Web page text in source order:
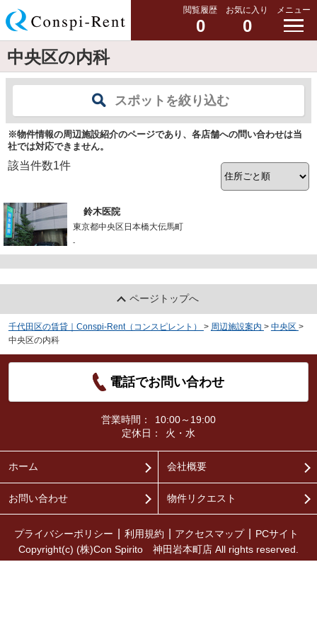
閲覧履歴
0
お気に入り
0
メニュー
中央区の内科
スポットを絞り込む
※物件情報の周辺施設紹介のページであり、各店舗への問い合わせは当
社では対応できません。
該当件数1件
鈴木医院
東京都中央区日本橋大伝馬町
-
ページトップへ
千代田区の賃貸｜Conspi-Rent（コンスピレント） > 周辺施設案内 > 中央区 >
中央区の内科
電話でお問い合わせ
営業時間：
10:00～19:00
定休日：
火・水
ホーム 会社概要
お問い合わせ 物件リクエスト
プライバシーポリシー 利用規約 アクセスマップ
PCサイト
Copyright(c) (株)Con Spirito 神田岩本町店 All rights reserved.